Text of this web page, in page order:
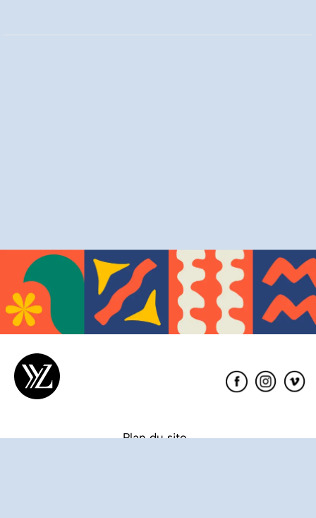
Éditions
XYZ
Plan du site